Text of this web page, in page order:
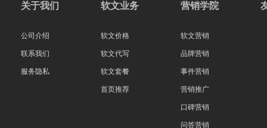
关于我们
公司介绍
联系我们
服务隐私
软文业务
软文价格
软文代写
软文套餐
首页推荐
营销学院
软文营销
品牌营销
事件营销
营销推广
口碑营销
问答营销